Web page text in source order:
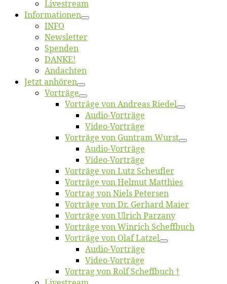
Live­stream
Informatio­nen
INFO
News­let­ter
Spen­den
DANKE!
An­dach­ten
Jetzt an­hö­ren
Vor­trä­ge
Vor­trä­ge von An­dre­as Riedel
Au­dio-Vor­trä­ge
Vi­deo-Vor­trä­ge
Vor­trä­ge von Gun­tram Wurst
Au­dio-Vor­trä­ge
Vi­deo-Vor­trä­ge
Vor­trä­ge von Lutz Scheufler
Vor­trä­ge von Hel­mut Matthies
Vor­trag von Niels Petersen
Vor­trä­ge von Dr. Ger­hard Maier
Vor­trä­ge von Ul­rich Parzany
Vor­trä­ge von Win­rich Scheffbuch
Vor­trä­ge von Olaf Latzel
Au­dio-Vor­trä­ge
Vi­deo-Vor­trä­ge
Vor­trag von Rolf Scheffbuch †